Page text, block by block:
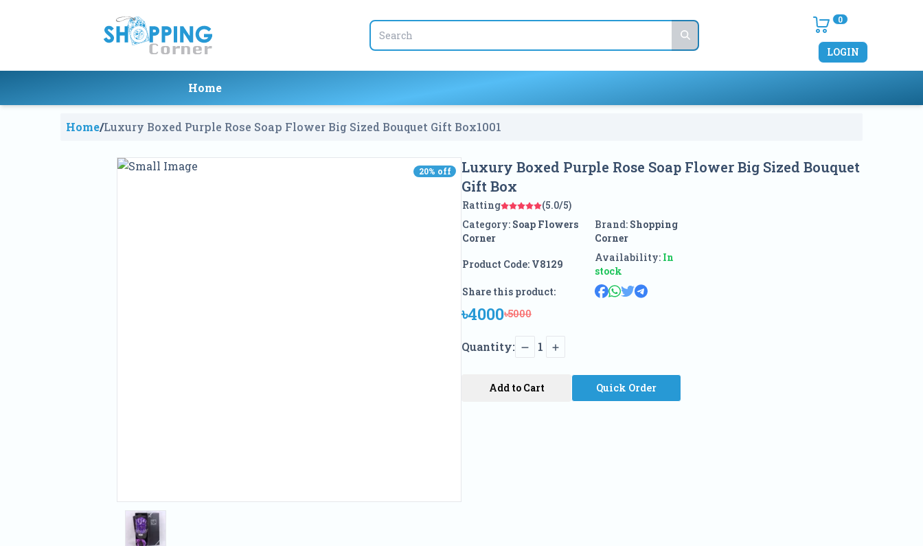
0
LOGIN
Home
Home/Luxury Boxed Purple Rose Soap Flower Big Sized Bouquet Gift Box1001
20% off
20% off
Luxury Boxed Purple Rose Soap Flower Big Sized Bouquet
Gift Box
Ratting
(5.0/5)
Category: Soap Flowers
Corner
Brand: Shopping
Corner
Product Code: V8129
Availability: In
stock
Share this product:
৳4000৳5000
Quantity: 1
Add to Cart Quick Order